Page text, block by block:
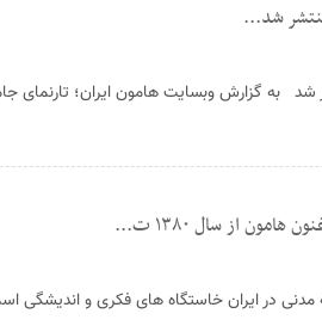
شد...
به گزارش وبسایت هامون ایران؛ تارنمای
از سال ۱۳۸۰ ت...
مدنی در ایران خاستگاه های فکری و اندیشگی